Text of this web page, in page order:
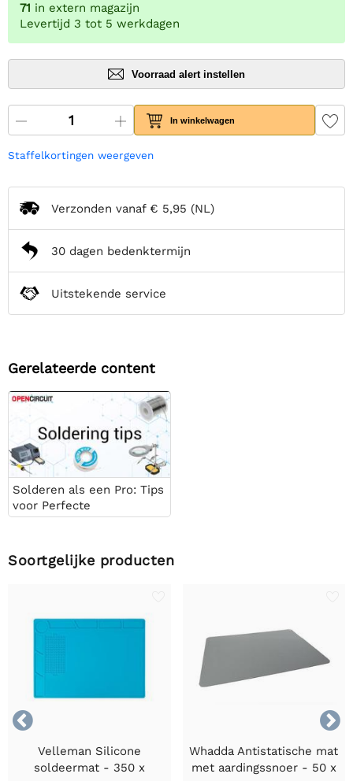
71 in extern magazijn
Levertijd 3 tot 5 werkdagen
Voorraad alert instellen
In winkelwagen
Staffelkortingen weergeven
Verzonden vanaf € 5,95 (NL)
30 dagen bedenktermijn
Uitstekende service
Gerelateerde content
Solderen als een Pro: Tips
voor Perfecte
Elektronische
Soortgelijke producten


Velleman Silicone
soldeermat - 350 x
Whadda Antistatische mat
met aardingssnoer - 50 x